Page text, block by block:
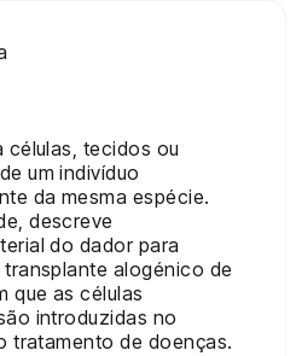
tecidos ou
um indivíduo
da mesma espécie.
descreve
do dador para
alogénico de
que as células
introduzidas no
tratamento de doenças.